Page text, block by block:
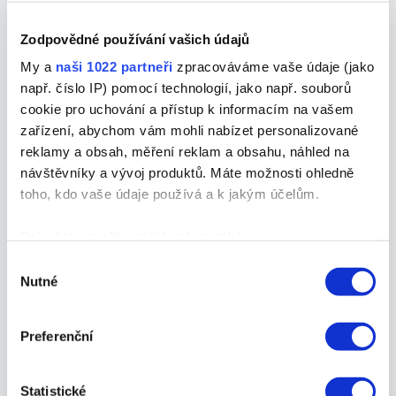
Zodpovědné používání vašich údajů
My a naši 1022 partneři zpracováváme vaše údaje (jako
např. číslo IP) pomocí technologií, jako např. souborů
cookie pro uchování a přístup k informacím na vašem
zařízení, abychom vám mohli nabízet personalizované
reklamy a obsah, měření reklam a obsahu, náhled na
návštěvníky a vývoj produktů. Máte možnosti ohledně
toho, kdo vaše údaje používá a k jakým účelům.
poloze, které mohou být přesné na několik metrů
skenování pro konkrétní charakteristiky (otisk prstu)
Zjistěte více o tom, jak zpracováváme vaše osobní
Svůj souhlas můžete kdykoliv změnit nebo odvolat v
souhlasu
Nutné
Preferenční
Statistické
doporučujeme zajít každému, koho zajímá využití
nových přístupů a technologií
Budoucnost placení na e-shopu
– 25. 10.,
v Praze.
Dobírka pořád vede při výběru platebních metod.
Ale! Víte o tom, že výběr
platebních metod přispívá k pozitivnímu
lidi nakupovat rychle, pohodlně a jinou platbou než
máte, se dozvíte právě na této konferenci.
Zaujaly vás zářijové novinky? Sdílejte je se svými
ať se taky dozvědí, co právě teď hýbe světem e-